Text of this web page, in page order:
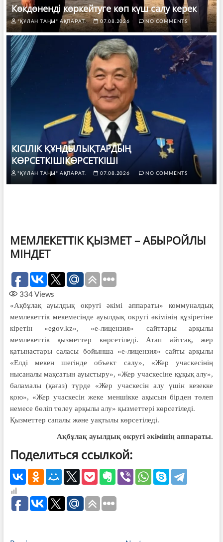
Көкдөненді көркейтуге көп күш салу керек
"ҚҰЛАН ТАҢЫ" АҚПАРАТ. 07.08.2026 NO COMMENTS
КІСІЛІК ҚҰНДЫЛЫҚТАРДЫҢ
КӨРСЕТКІШІКӨРСЕТКІШІ
"ҚҰЛАН ТАҢЫ" АҚПАРАТ. 07.08.2026 NO COMMENTS
МЕМЛЕКЕТТІК ҚЫЗМЕТ – АБЫРОЙЛЫ
МІНДЕТ
334Views
«Ақбұлақ ауылдық округі әкімі аппараты» коммуналдық
мемлекеттік мекемесінде ауылдық округі әкімі­нің құзіретіне
кіретін «egov.kz», «e-лицензия» сайттары арқылы
мемлекеттік қызметтер көрсетіледі. Атап айтсақ, жер
қатынастары саласы бойынша «e-лицензия» сайты арқылы
«Елді мекен шегінде объект салу», «Жер учаскесінің
нысаналы мақсатын ауыстыру», «Жер учас­кесіне құқық алу»,
баламалы (қа­ғаз) түрде «Жер учаскесін алу үшін кезекке
қою», «Жер учаскесін жеке меншікке ақысын бірден төлеп
немесе бөліп төлеу арқылы алу» қызметтері көрсетіледі.
Қызметтер сапалы және уақтылы көрсетіледі.
Ақбұлақ ауылдық округі әкімінің аппараты.
Поделиться ссылкой: